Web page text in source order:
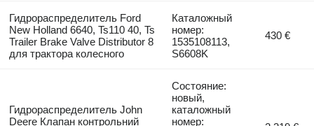
Гидрораспределитель Ford
New Holland 6640, Ts110 40, Ts
Trailer Brake Valve Distributor 8
для трактора колесного
Каталожный
номер:
1535108113,
S6608K
430 €
Гидрораспределитель John
Deere Клапан контрольний
Состояние:
новый,
каталожный
номер: